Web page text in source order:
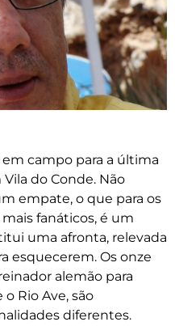
campo para a última
do Conde. Não
empate, o que para os
fanáticos, é um
uma afronta, relevada
esquecerem. Os onze
alemão para
Rio Ave, são
diferentes.